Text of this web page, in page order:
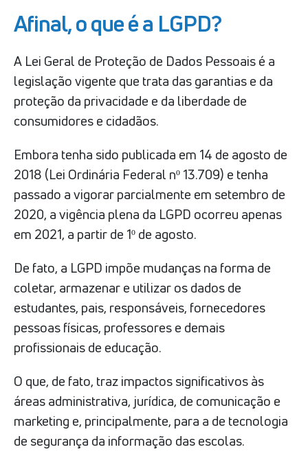
Afinal, o que é a LGPD?
A Lei Geral de Proteção de Dados Pessoais é a
legislação vigente que trata das garantias e da
proteção da privacidade e da liberdade de
consumidores e cidadãos.
Embora tenha sido publicada em 14 de agosto de
2018 (Lei Ordinária Federal nº 13.709) e tenha
passado a vigorar parcialmente em setembro de
2020, a vigência plena da LGPD ocorreu apenas
em 2021, a partir de 1º de agosto.
De fato, a LGPD impõe mudanças na forma de
coletar, armazenar e utilizar os dados de
estudantes, pais, responsáveis, fornecedores
pessoas físicas, professores e demais
profissionais de educação.
O que, de fato, traz impactos significativos às
áreas administrativa, jurídica, de comunicação e
marketing e, principalmente, para a de tecnologia
de segurança da informação das escolas.